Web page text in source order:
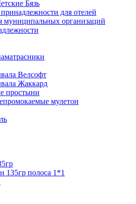
Бязь
для отелей
муниципальных организаций
Велсофт
Жаккард
простыни
мулетон
135гр полоса 1*1